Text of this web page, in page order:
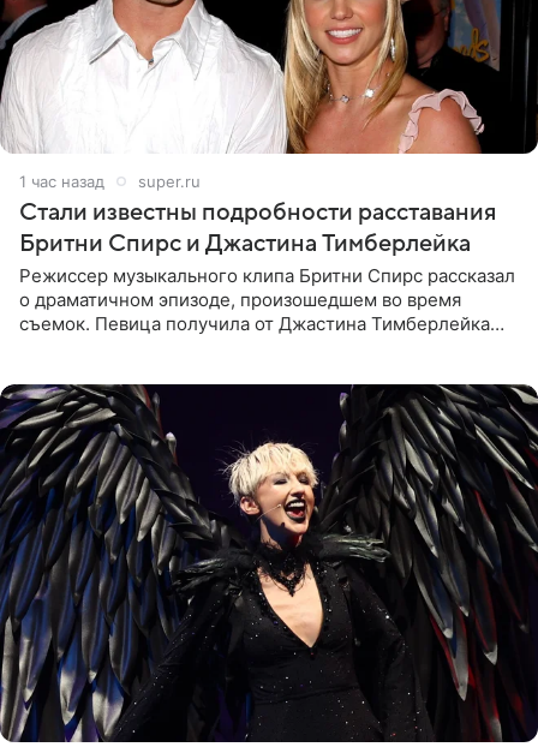
1 час назад super.ru
Стали известны подробности расставания
Бритни Спирс и Джастина Тимберлейка
Режиссер музыкального клипа Бритни Спирс рассказал
о драматичном эпизоде, произошедшем во время
съемок. Певица получила от Джастина Тимберлейка